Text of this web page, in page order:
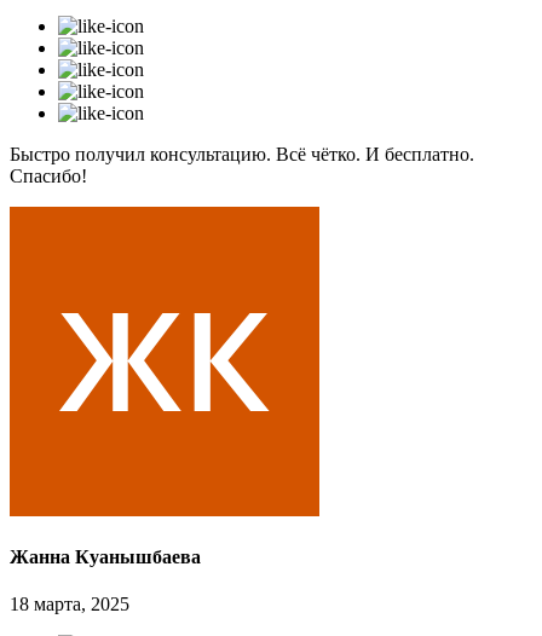
Быстро получил консультацию. Всё чётко. И бесплатно.
Спасибо!
Жанна Куанышбаева
18 марта, 2025